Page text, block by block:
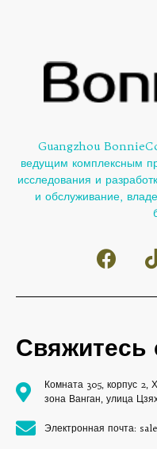
Guangzhou
ведущим комплексным
исследования и
и обслуживание,
Свяжитесь
Комната 305, корпус 2,
зона Ванган, улица
Электронная почта: